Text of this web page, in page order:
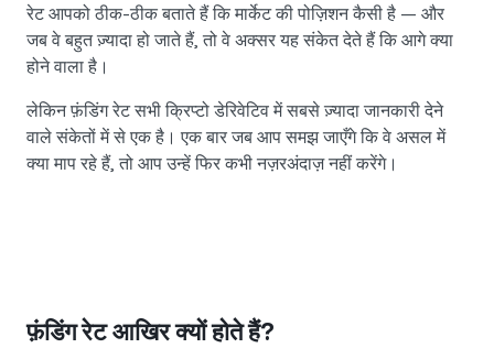
लॉयल्टी प्रोग्राम
EURC EURC
रेट आपको ठीक-ठीक बताते हैं कि मार्केट की पोज़िशन कैसी है — और
जब वे बहुत ज़्यादा हो जाते हैं, तो वे अक्सर यह संकेत देते हैं कि आगे क्या
होने वाला है।
लेकिन फ़ंडिंग रेट सभी क्रिप्टो डेरिवेटिव में सबसे ज़्यादा जानकारी देने
वाले संकेतों में से एक है। एक बार जब आप समझ जाएँगे कि वे असल में
क्या माप रहे हैं, तो आप उन्हें फिर कभी नज़रअंदाज़ नहीं करेंगे।
फ़ंडिंग रेट आखिर क्यों होते हैं?